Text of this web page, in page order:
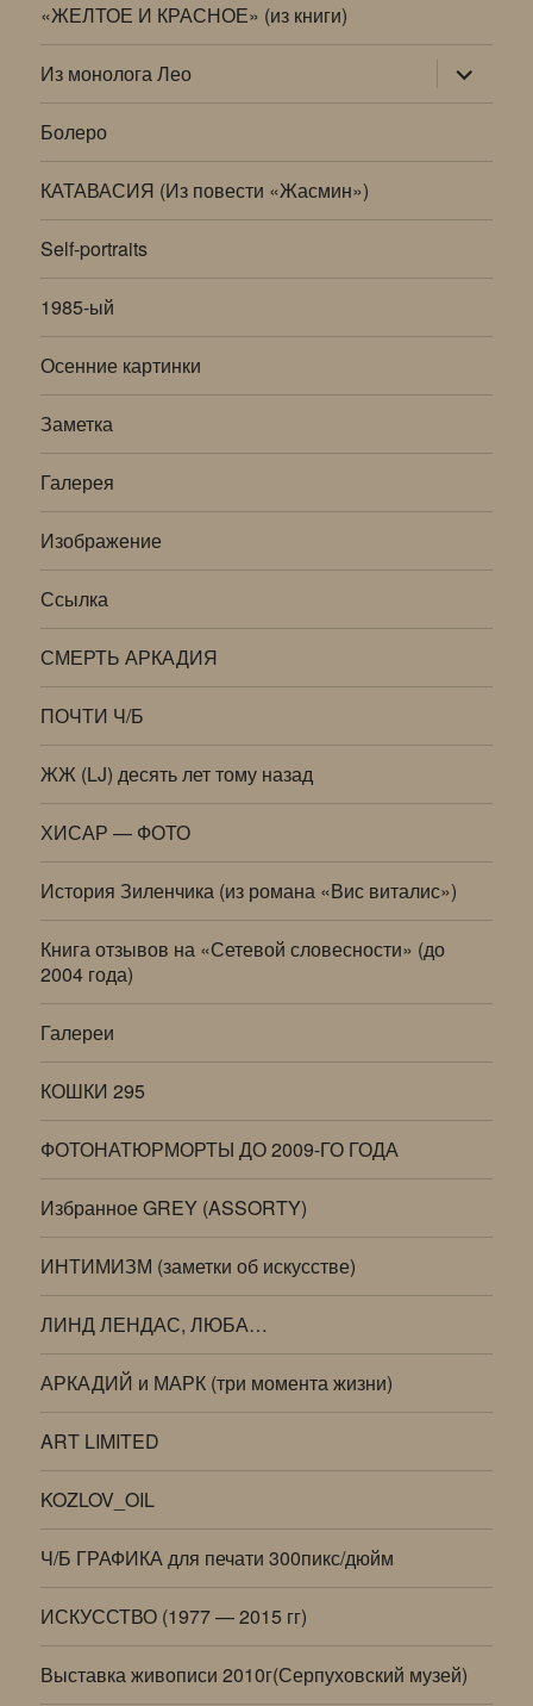
«ЖЕЛТОЕ И КРАСНОЕ» (из книги)
Из монолога Лео раскрыть
дочернее
меню
Болеро
КАТАВАСИЯ (Из повести «Жасмин»)
Self-portraits
1985-ый
Осенние картинки
Заметка
Галерея
Изображение
Ссылка
СМЕРТЬ АРКАДИЯ
ПОЧТИ Ч/Б
ЖЖ (LJ) десять лет тому назад
ХИСАР — ФОТО
История Зиленчика (из романа «Вис виталис»)
Книга отзывов на «Сетевой словесности» (до
2004 года)
Галереи
КОШКИ 295
ФОТОНАТЮРМОРТЫ ДО 2009-ГО ГОДА
Избранное GREY (ASSORTY)
ИНТИМИЗМ (заметки об искусстве)
ЛИНД ЛЕНДАС, ЛЮБА…
АРКАДИЙ и МАРК (три момента жизни)
ART LIMITED
KOZLOV_OIL
Ч/Б ГРАФИКА для печати 300пикс/дюйм
ИСКУССТВО (1977 — 2015 гг)
Выставка живописи 2010г(Серпуховский музей)